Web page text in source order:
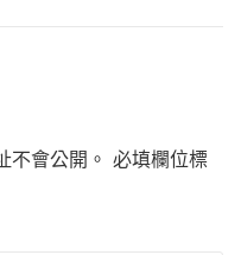
不會公開。 必填欄位標